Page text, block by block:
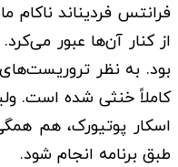
فرانتس فردیناند ناکام
از کنار آن‌ها عبور
بود. به نظر
کاملاً خنثی شده است.
اسکار پوتیورک، هم
طبق برنامه انجام شود.